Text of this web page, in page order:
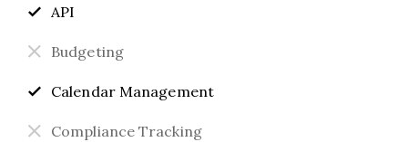
API
Budgeting
Calendar Management
Compliance Tracking